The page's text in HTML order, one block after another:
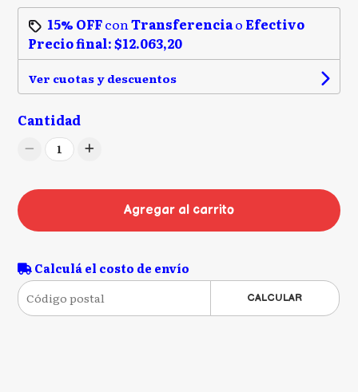
15% OFFconTransferenciao Efectivo
Precio final:$12.063,20
Ver cuotas y descuentos
Cantidad
1
Agregar al carrito
Calculá el costo de envío
CALCULAR